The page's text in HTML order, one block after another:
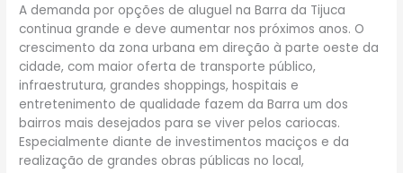
A demanda por opções de aluguel na Barra da Tijuca
continua grande e deve aumentar nos próximos anos. O
crescimento da zona urbana em direção à parte oeste da
cidade, com maior oferta de transporte público,
infraestrutura, grandes shoppings, hospitais e
entretenimento de qualidade fazem da Barra um dos
bairros mais desejados para se viver pelos cariocas.
Especialmente diante de investimentos maciços e da
realização de grandes obras públicas no local,